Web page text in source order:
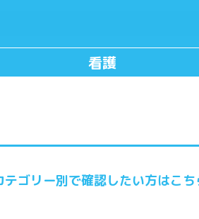
看護
テゴリー別で確認したい方はこち